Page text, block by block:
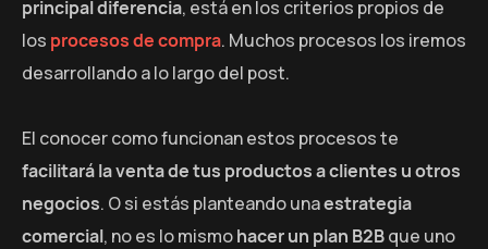
principal diferencia, está en los criterios propios de
los procesos de compra. Muchos procesos los iremos
desarrollando a lo largo del post.
El conocer como funcionan estos procesos te
facilitará la venta de tus productos a clientes u otros
negocios. O si estás planteando unaestrategia
comercial, no es lo mismohacer un plan B2Bque uno